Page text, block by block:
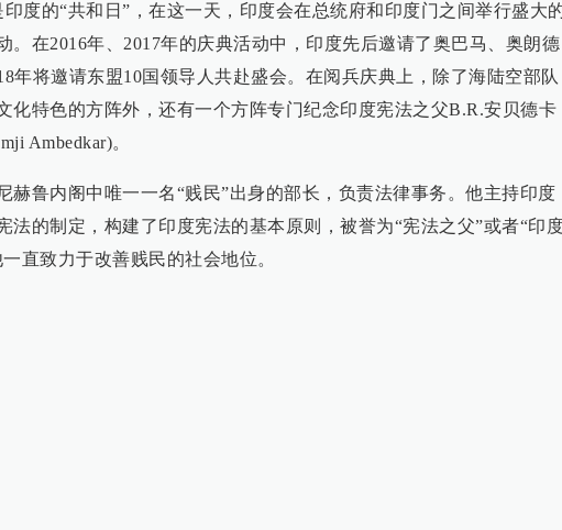
印度的“共和日”，在这一天，印度会在总统府和印度门之间举行盛大
。在2016年、2017年的庆典活动中，印度先后邀请了奥巴马、奥朗德
年将邀请东盟10国领导人共赴盛会。在阅兵庆典上，除了海陆空部队
化特色的方阵外，还有一个方阵专门纪念印度宪法之父B.R.安贝德卡
Ambedkar)。
赫鲁内阁中唯一一名“贱民”出身的部长，负责法律事务。他主持印度
法的制定，构建了印度宪法的基本原则，被誉为“宪法之父”或者“印
直致力于改善贱民的社会地位。